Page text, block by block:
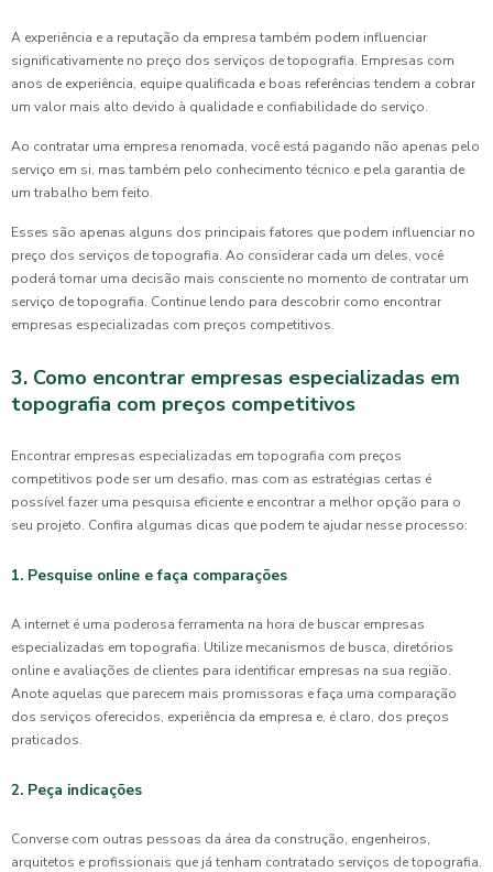
A experiência e a reputação da empresa também podem influenciar
significativamente no preço dos serviços de topografia. Empresas com
anos de experiência, equipe qualificada e boas referências tendem a cobrar
um valor mais alto devido à qualidade e confiabilidade do serviço.
Ao contratar uma empresa renomada, você está pagando não apenas pelo
serviço em si, mas também pelo conhecimento técnico e pela garantia de
um trabalho bem feito.
Esses são apenas alguns dos principais fatores que podem influenciar no
preço dos serviços de topografia. Ao considerar cada um deles, você
poderá tomar uma decisão mais consciente no momento de contratar um
serviço de topografia. Continue lendo para descobrir como encontrar
empresas especializadas com preços competitivos.
3. Como encontrar empresas especializadas em
topografia com preços competitivos
Encontrar empresas especializadas em topografia com preços
competitivos pode ser um desafio, mas com as estratégias certas é
possível fazer uma pesquisa eficiente e encontrar a melhor opção para o
seu projeto. Confira algumas dicas que podem te ajudar nesse processo:
1. Pesquise online e faça comparações
A internet é uma poderosa ferramenta na hora de buscar empresas
especializadas em topografia. Utilize mecanismos de busca, diretórios
online e avaliações de clientes para identificar empresas na sua região.
Anote aquelas que parecem mais promissoras e faça uma comparação
dos serviços oferecidos, experiência da empresa e, é claro, dos preços
praticados.
2. Peça indicações
Converse com outras pessoas da área da construção, engenheiros,
arquitetos e profissionais que já tenham contratado serviços de topografia.